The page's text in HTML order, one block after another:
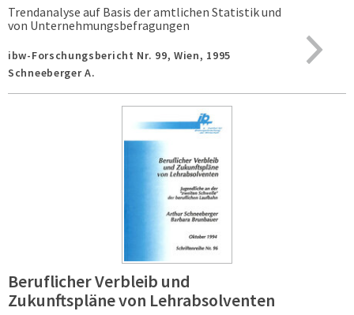
Trendanalyse auf Basis der amtlichen Statistik und
von Unternehmungsbefragungen
ibw-Forschungsbericht Nr. 99, Wien, 1995
Schneeberger A.
Beruflicher Verbleib und
Zukunftspläne von Lehrabsolventen